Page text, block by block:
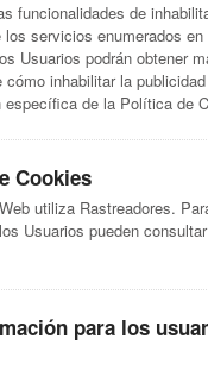
funcionalidades de
los servicios enumerados
Usuarios podrán obtener
cómo inhabilitar la
específica de la Política de
Cookies
utiliza Rastreadores.
Usuarios pueden
para los